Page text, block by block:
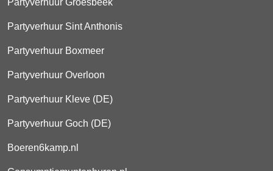
Partyverhuur Groesbeek
Partyverhuur Sint Anthonis
Partyverhuur Boxmeer
Partyverhuur Overloon
Partyverhuur Kleve (DE)
Partyverhuur Goch (DE)
Boeren6kamp.nl